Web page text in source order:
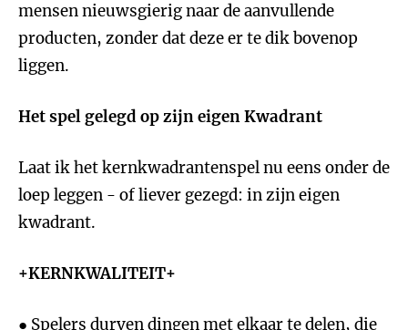
mensen nieuwsgierig naar de aanvullende
producten, zonder dat deze er te dik bovenop
liggen.
Het spel gelegd op zijn eigen Kwadrant
Laat ik het kernkwadrantenspel nu eens onder de
loep leggen - of liever gezegd: in zijn eigen
kwadrant.
+KERNKWALITEIT+
● Spelers durven dingen met elkaar te delen, die